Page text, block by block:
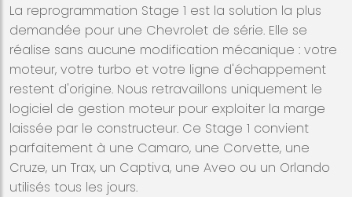
La reprogrammation Stage 1 est la solution la plus
demandée pour une Chevrolet de série. Elle se
réalise sans aucune modification mécanique : votre
moteur, votre turbo et votre ligne d'échappement
restent d'origine. Nous retravaillons uniquement le
logiciel de gestion moteur pour exploiter la marge
laissée par le constructeur. Ce Stage 1 convient
parfaitement à une Camaro, une Corvette, une
Cruze, un Trax, un Captiva, une Aveo ou un Orlando
utilisés tous les jours.